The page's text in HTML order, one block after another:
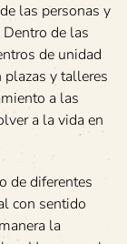
las personas y
de las
de unidad
y talleres
a las
a la vida en
de diferentes
con sentido
la